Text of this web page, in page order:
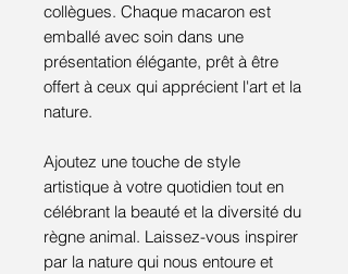
collègues. Chaque macaron est
emballé avec soin dans une
présentation élégante, prêt à être
offert à ceux qui apprécient l'art et la
nature.
Ajoutez une touche de style
artistique à votre quotidien tout en
célébrant la beauté et la diversité du
règne animal. Laissez-vous inspirer
par la nature qui nous entoure et